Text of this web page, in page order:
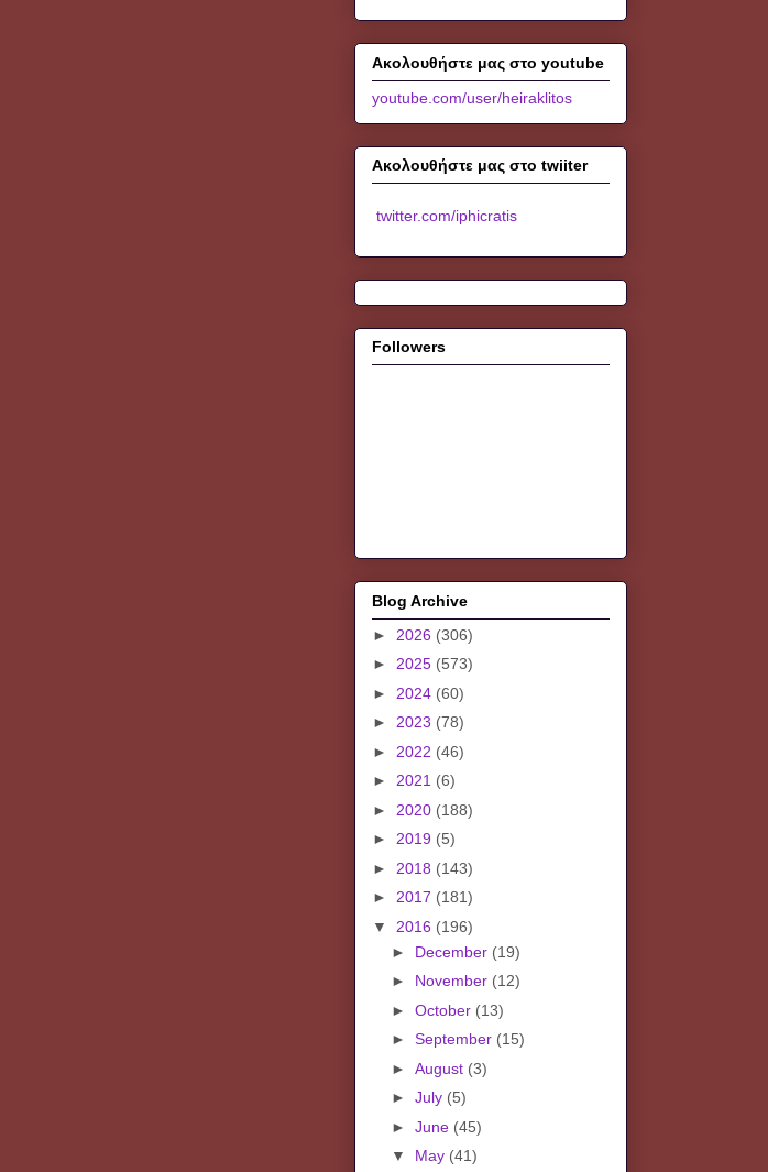
Ακολουθήστε μας στο youtube
youtube.com/user/heiraklitos
Ακολουθήστε μας στο twiiter
twitter.com/iphicratis
Followers
Blog Archive
► 2026 (306)
► 2025 (573)
► 2024 (60)
► 2023 (78)
► 2022 (46)
► 2021 (6)
► 2020 (188)
► 2019 (5)
► 2018 (143)
► 2017 (181)
▼ 2016 (196)
► December (19)
► November (12)
► October (13)
► September (15)
► August (3)
► July (5)
► June (45)
▼ May (41)